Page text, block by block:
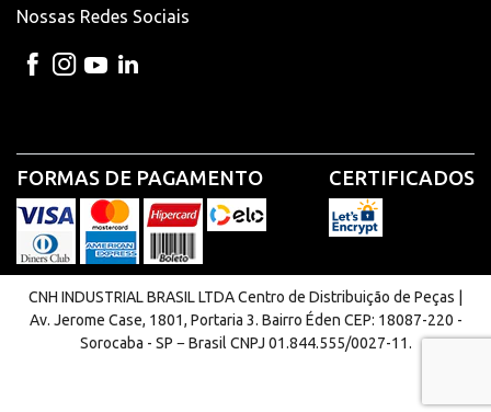
Nossas Redes Sociais
FORMAS DE PAGAMENTO CERTIFICADOS
CNH INDUSTRIAL BRASIL LTDA Centro de Distribuição de Peças |
Av. Jerome Case, 1801, Portaria 3. Bairro Éden CEP: 18087-220 -
Sorocaba - SP − Brasil CNPJ 01.844.555/0027-11.